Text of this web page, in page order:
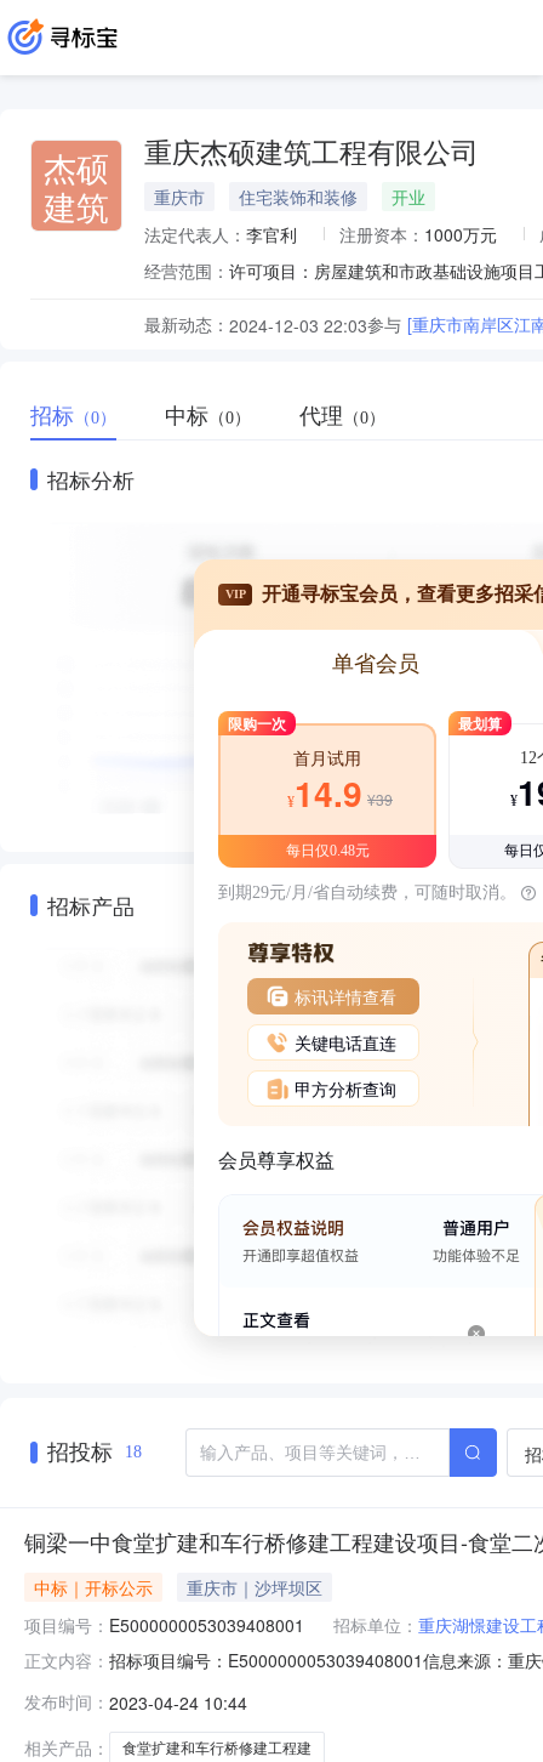
杰硕
建筑
重庆杰硕建筑工程有限公司
重庆市 住宅装饰和装修
开业
法定代表人： 李官利 注册资本： 1000万元
经营范围：
最新动态： 2024-12-03 22:03参与 [重庆市南岸区江
招标 （0） 中标 （0） 代理 （0）
招标分析
招标产品
VIP 开通寻标宝会员，查看更多招采
单省会员
限购一次
首月试用
¥14.9 ¥39
每日仅0.48元
最划算
12
¥
每日
到期29元/月/省自动续费，可随时取消。
标讯详情查看
关键电话直连
甲方分析查询
会员尊享权益
招投标 18
铜梁一中食堂扩建和车行桥修建工程建设项目-食堂
中标｜开标公示
重庆市｜沙坪坝区
项目编号： E5000000053039408001 招标单位： 重庆湖憬建设工
正文内容： 招标项目编号：E5000000053039408001信息来源：重
求日历天;质量要求:0;保证金金额:0.00元,投标文件递交
发布时间： 2023-04-24 10:44
相关产品：
食堂扩建和车行桥修建工程建